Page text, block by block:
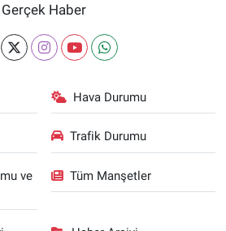
Gerçek Haber
Hava Durumu
Trafik Durumu
ve
Tüm Manşetler